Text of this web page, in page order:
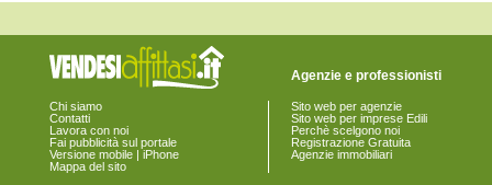
Smerillo
Chi siamo
Contatti
Lavora con noi
Fai pubblicità sul portale
Versione mobile | iPhone
Mappa del sito
Agenzie e professionisti
Sito web per agenzie
Sito web per imprese Edili
Perchè scelgono noi
Registrazione Gratuita
Agenzie immobiliari